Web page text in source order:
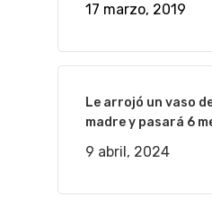
17 marzo, 2019
Le arrojó un vaso
madre y pasará 6
9 abril, 2024